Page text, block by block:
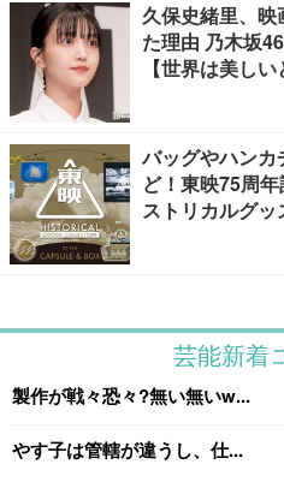
久保史緒里、映
た理由 乃木坂
【世界は美し
バッグやハン
ど！東映75周
ストリカルグ